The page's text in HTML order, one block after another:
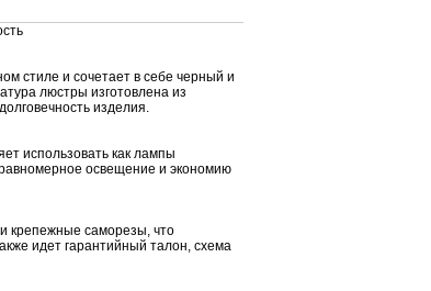
стиле и сочетает в себе черный и
люстры изготовлена из
изделия.
использовать как лампы
освещение и экономию
крепежные саморезы, что
идет гарантийный талон, схема